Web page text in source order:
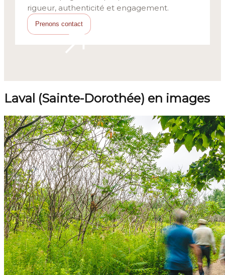
Prenons contact
Laval (Sainte-Dorothée) en images